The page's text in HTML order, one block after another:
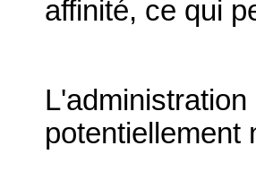
affinité, ce qui
potentiellement